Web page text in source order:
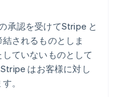
承認を受けてStripe と
されるものとしま
ていないものとして
はお客様に対し
。